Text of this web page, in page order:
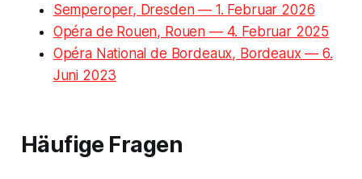
Semperoper, Dresden — 1. Februar 2026
Opéra de Rouen, Rouen — 4. Februar 2025
Opéra National de Bordeaux, Bordeaux — 6.
Juni 2023
Häufige Fragen